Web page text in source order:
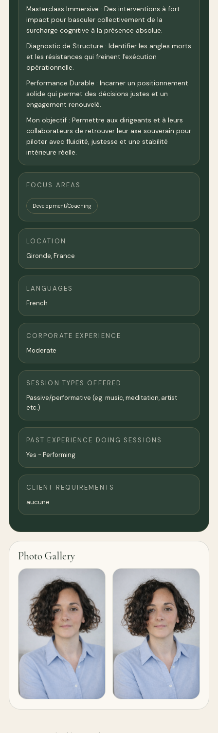
Masterclass Immersive : Des interventions à fort
impact pour basculer collectivement de la
surcharge cognitive à la présence absolue.
Diagnostic de Structure : Identifier les angles morts
et les résistances qui freinent l'exécution
opérationnelle.
Performance Durable : Incarner un positionnement
solide qui permet des décisions justes et un
engagement renouvelé.
Mon objectif : Permettre aux dirigeants et à leurs
collaborateurs de retrouver leur axe souverain pour
piloter avec fluidité, justesse et une stabilité
intérieure réelle.
FOCUS AREAS
Development/Coaching
LOCATION
Gironde,France
LANGUAGES
French
CORPORATE EXPERIENCE
Moderate
SESSION TYPES OFFERED
Passive/performative (eg. music, meditation, artist
etc.)
PAST EXPERIENCE DOING SESSIONS
Yes - Performing
CLIENT REQUIREMENTS
aucune
Photo Gallery